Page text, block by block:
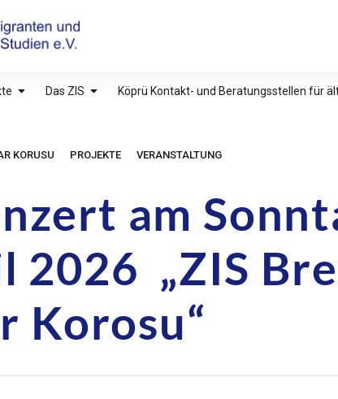
und Interkulturelle Studien e.V.
Das ZIS Köprü Kontakt- und Beratungsstellen für
KORUSU PROJEKTE VERANSTALTUNG
am
2026 „ZIS
Korosu“